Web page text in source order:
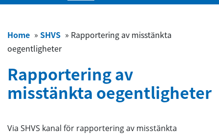
Home » SHVS » Rapportering av misstänkta
oegentligheter
Rapportering av
misstänkta oegentligheter
Via SHVS kanal för rapportering av misstänkta